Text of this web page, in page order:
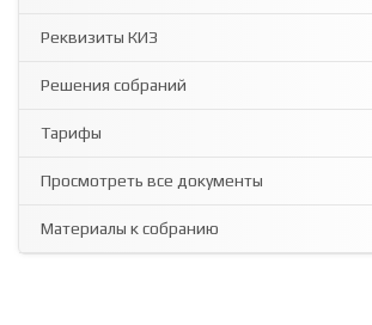
Реквизиты КИЗ
Решения собраний
Тарифы
Просмотреть все документы
Материалы к собранию